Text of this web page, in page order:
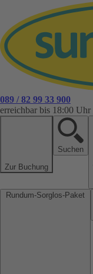
089 / 82 99 33 900
erreichbar bis 18:00 Uhr
Zur Buchung
Suchen